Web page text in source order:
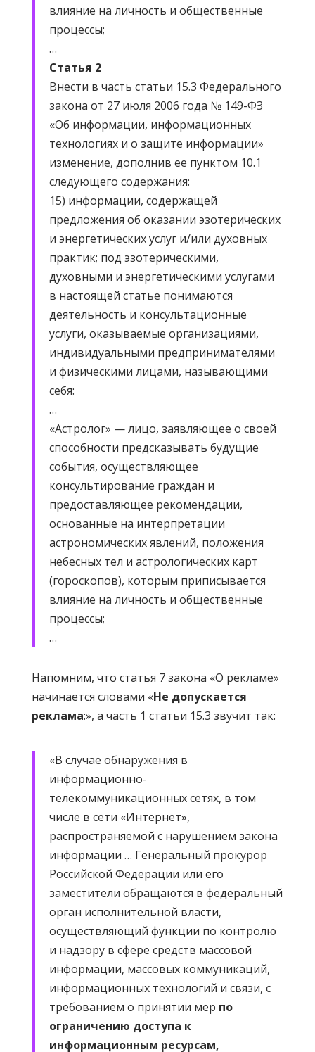
влияние на личность и общественные
процессы;
…
Статья 2
Внести в часть статьи 15.3 Федерального
закона от 27 июля 2006 года № 149-ФЗ
«Об информации, информационных
технологиях и о защите информации»
изменение, дополнив ее пунктом 10.1
следующего содержания:
15) информации, содержащей
предложения об оказании эзотерических
и энергетических услуг и/или духовных
практик; под эзотерическими,
духовными и энергетическими услугами
в настоящей статье понимаются
деятельность и консультационные
услуги, оказываемые организациями,
индивидуальными предпринимателями
и физическими лицами, называющими
себя:
…
«Астролог» — лицо, заявляющее о своей
способности предсказывать будущие
события, осуществляющее
консультирование граждан и
предоставляющее рекомендации,
основанные на интерпретации
астрономических явлений, положения
небесных тел и астрологических карт
(гороскопов), которым приписывается
влияние на личность и общественные
процессы;
…
Напомним, что статья 7 закона «О рекламе»
начинается словами «Не допускается
реклама:», а часть 1 статьи 15.3 звучит так:
«В случае обнаружения в
информационно-
телекоммуникационных сетях, в том
числе в сети «Интернет»,
распространяемой с нарушением закона
информации … Генеральный прокурор
Российской Федерации или его
заместители обращаются в федеральный
орган исполнительной власти,
осуществляющий функции по контролю
и надзору в сфере средств массовой
информации, массовых коммуникаций,
информационных технологий и связи, с
требованием о принятии мер по
ограничению доступа к
информационным ресурсам,